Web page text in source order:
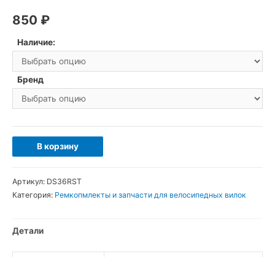
850 ₽
Наличие:
Бренд
Количество
товара
для
36мм
Killah
В корзину
Артикул: DS36RST
Категория: Ремкопмлекты и запчасти для велосипедных вилок
Детали